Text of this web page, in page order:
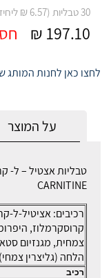
30 טבליות (6.57 ₪ ליחידה)
197.10 ₪
לחצו כאן לחנות המותג
על המוצר
CARNITINE
רכיבים: אציטיל-ל-
קרוסקרמלוז,
צמחית, מגנזיום
הלחה (גליצרין
רכיב